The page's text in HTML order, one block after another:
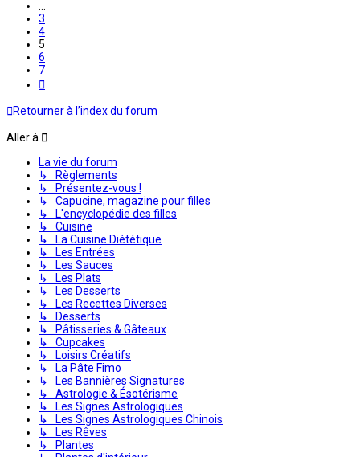
3
4
5
6
7
Retourner à l’index du forum
Aller à
La vie du forum
↳ Règlements
↳ Présentez-vous !
↳ Capucine, magazine pour filles
↳ L'encyclopédie des filles
↳ Cuisine
↳ La Cuisine Diététique
↳ Les Entrées
↳ Les Sauces
↳ Les Plats
↳ Les Desserts
↳ Les Recettes Diverses
↳ Desserts
↳ Pâtisseries & Gâteaux
↳ Cupcakes
↳ Loisirs Créatifs
↳ La Pâte Fimo
↳ Les Bannières Signatures
↳ Astrologie & Ésotérisme
↳ Les Signes Astrologiques
↳ Les Signes Astrologiques Chinois
↳ Les Rêves
↳ Plantes